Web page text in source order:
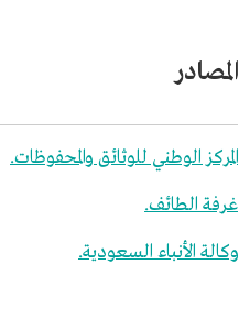
المصادر
المركز الوطني للوثائق والمحفوظات.
غرفة الطائف.
وكالة الأنباء السعودية.